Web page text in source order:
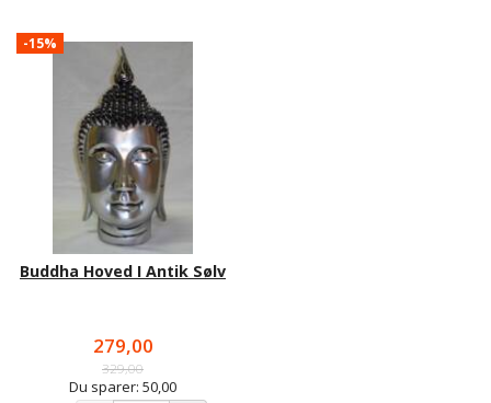
-15%
Buddha Hoved I Antik Sølv
279,00
329,00
Du sparer: 50,00